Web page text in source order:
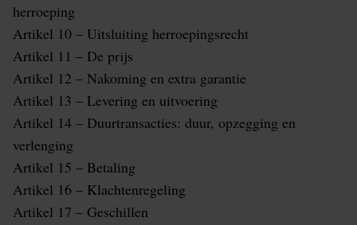
herroeping
Artikel 10 – Uitsluiting herroepingsrecht
Artikel 11 – De prijs
Artikel 12 – Nakoming en extra garantie
Artikel 13 – Levering en uitvoering
Artikel 14 – Duurtransacties: duur, opzegging en
verlenging
Artikel 15 – Betaling
Artikel 16 – Klachtenregeling
Artikel 17 – Geschillen